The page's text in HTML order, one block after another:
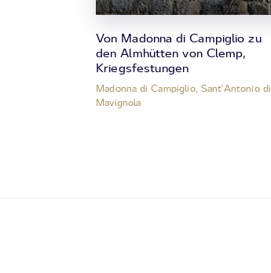
Von Madonna di Campiglio zu
den Almhütten von Clemp,
Kriegsfestungen
Madonna di Campiglio, Sant'Antonio di
Mavignola